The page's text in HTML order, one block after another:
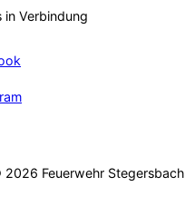
in Verbindung
Feuerwehr Stegersbach